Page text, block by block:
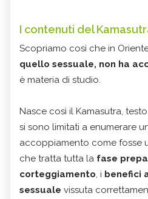
I contenuti del
Scopriamo così che in
quello sessuale, non ha
è materia di studio.
Nasce così il Kamasutra,
si sono limitati a enumerare
accoppiamento come fosse
che tratta tutta la fase
corteggiamento, i benefici
sessuale vissuta